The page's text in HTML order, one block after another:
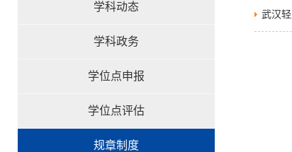
学科动态
学科政务
学位点申报
学位点评估
规章制度
武汉